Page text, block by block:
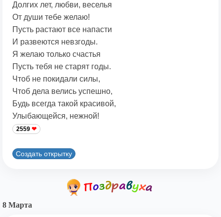
Долгих лет, любви, веселья
От души тебе желаю!
Пусть растают все напасти
И развеются невзгоды.
Я желаю только счастья
Пусть тебя не старят годы.
Чтоб не покидали силы,
Чтоб дела велись успешно,
Будь всегда такой красивой,
Улыбающейся, нежной!
2559
Создать открытку
8 Марта